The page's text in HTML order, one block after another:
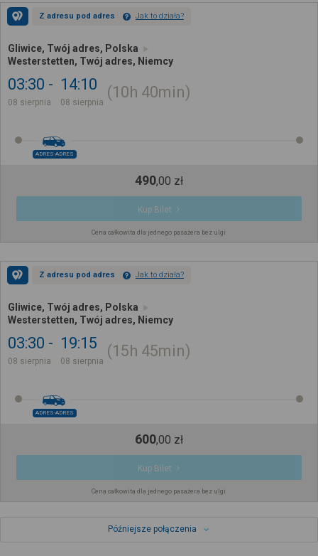
Z adresu pod adres Jak to działa?
Gliwice, Twój adres, Polska
Westerstetten, Twój adres, Niemcy
03:30
08 sierpnia
14:10
08 sierpnia
10h 40min
ADRES-ADRES
490,00 zł
Kup Bilet
Cena całkowita dla jednego pasażera bez ulgi
Z adresu pod adres Jak to działa?
Gliwice, Twój adres, Polska
Westerstetten, Twój adres, Niemcy
03:30
08 sierpnia
19:15
08 sierpnia
15h 45min
ADRES-ADRES
600,00 zł
Kup Bilet
Cena całkowita dla jednego pasażera bez ulgi
Późniejsze połączenia